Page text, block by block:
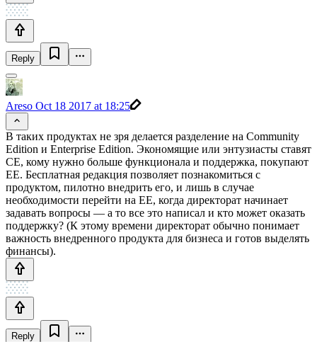
Reply
Areso Oct 18 2017 at 18:25
В таких продуктах не зря делается разделение на Community
Edition и Enterprise Edition. Экономящие или энтузиасты ставят
CE, кому нужно больше функционала и поддержка, покупают
EE. Бесплатная редакция позволяет познакомиться с
продуктом, пилотно внедрить его, и лишь в случае
необходимости перейти на EE, когда директорат начинает
задавать вопросы — а то все это написал и кто может оказать
поддержку? (К этому времени директорат обычно понимает
важность внедренного продукта для бизнеса и готов выделять
финансы).
Reply